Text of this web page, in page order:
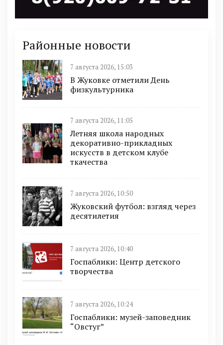
Районные новости
7 августа 2026, 15:03
В Жуковке отметили День
физкультурника
7 августа 2026, 11:05
Летняя школа народных
декоративно-прикладных
искусств в детском клубе
ткачества
7 августа 2026, 10:50
Жуковский футбол: взгляд через
десятилетия
7 августа 2026, 10:40
Госпаблики: Центр детского
творчества
7 августа 2026, 10:24
Госпаблики: музей-заповедник
“Овстуг”